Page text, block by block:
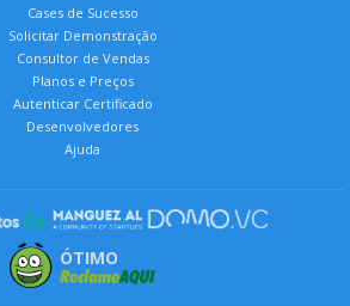
Cases de Sucesso
Solicitar Demonstração
Consultor de Vendas
Planos e Preços
Autenticar Certificado
Desenvolvedores
Ajuda
ÓTIMO